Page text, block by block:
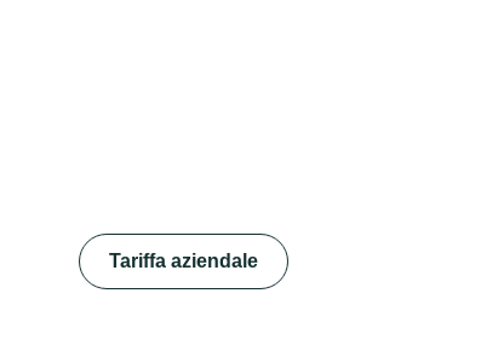
Tariffa aziendale